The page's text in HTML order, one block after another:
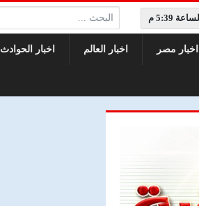
البحث:
اخبار مصر اخبار العالم اخبار الحوادث